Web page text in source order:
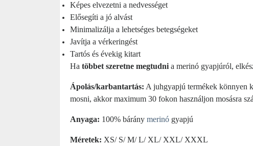
Képes elvezetni a nedvességet
Elősegíti a jó alvást
Minimalizálja a lehetséges betegségeket
Javítja a vérkeringést
Tartós és évekig kitart
Ha többet szeretne megtudni a merinó gyapjúról,
Ápolás/karbantartás: A juhgyapjú termékek könnyen
mosni, akkor maximum 30 fokon használjon mosásra
Anyaga: 100% bárány merinó gyapjú
Méretek: XS/ S/ M/ L/ XL/ XXL/ XXXL